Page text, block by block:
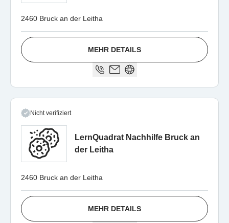
2460 Bruck an der Leitha
MEHR DETAILS
Nicht verifiziert
LernQuadrat Nachhilfe Bruck an
der Leitha
2460 Bruck an der Leitha
MEHR DETAILS